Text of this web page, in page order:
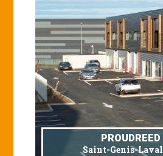
PROUDREED
Saint-Genis-Laval